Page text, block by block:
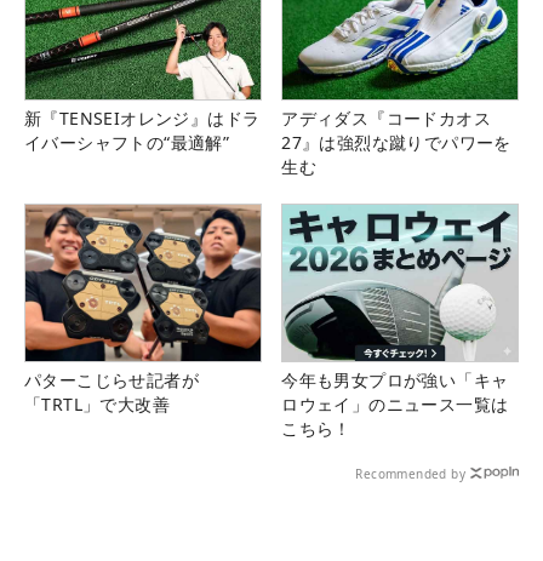
新『TENSEIオレンジ』はドラ
イバーシャフトの“最適解”
アディダス『コードカオス
27』は強烈な蹴りでパワーを
生む
パターこじらせ記者が
「TRTL」で大改善
今年も男女プロが強い「キャ
ロウェイ」のニュース一覧は
こちら！
Recommended by